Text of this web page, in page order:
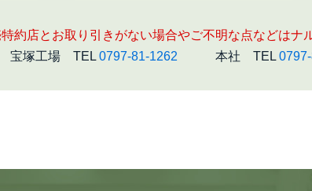
約店とお取り引きがない場合やご不明な点などはナ
宝塚工場 TEL 0797-81-1262 本社 TEL